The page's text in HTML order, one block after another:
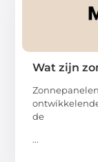
Wat zijn
de
...